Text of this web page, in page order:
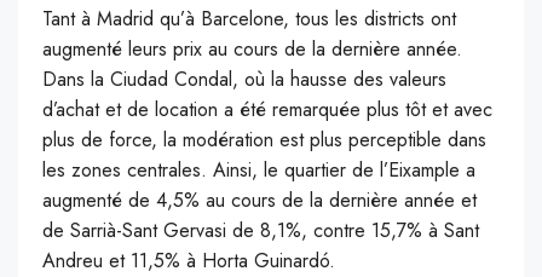
Tant à Madrid qu’à Barcelone, tous les districts ont
augmenté leurs prix au cours de la dernière année.
Dans la Ciudad Condal, où la hausse des valeurs
d’achat et de location a été remarquée plus tôt et avec
plus de force, la modération est plus perceptible dans
les zones centrales. Ainsi, le quartier de l’Eixample a
augmenté de 4,5% au cours de la dernière année et
de Sarrià-Sant Gervasi de 8,1%, contre 15,7% à Sant
Andreu et 11,5% à Horta Guinardó.